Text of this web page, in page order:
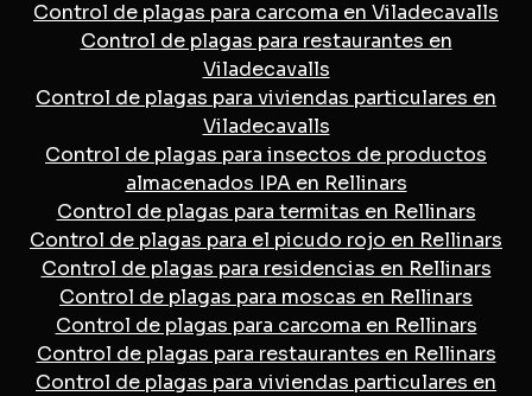
Control de plagas para carcoma en Viladecavalls
Control de plagas para restaurantes en
Viladecavalls
Control de plagas para viviendas particulares en
Viladecavalls
Control de plagas para insectos de productos
almacenados IPA en Rellinars
Control de plagas para termitas en Rellinars
Control de plagas para el picudo rojo en Rellinars
Control de plagas para residencias en Rellinars
Control de plagas para moscas en Rellinars
Control de plagas para carcoma en Rellinars
Control de plagas para restaurantes en Rellinars
Control de plagas para viviendas particulares en